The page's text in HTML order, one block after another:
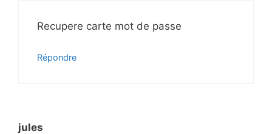
Recupere carte mot de passe
Répondre
jules